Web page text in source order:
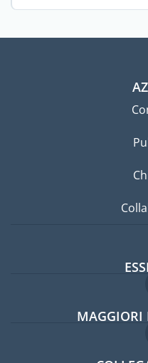
MAGGIORI